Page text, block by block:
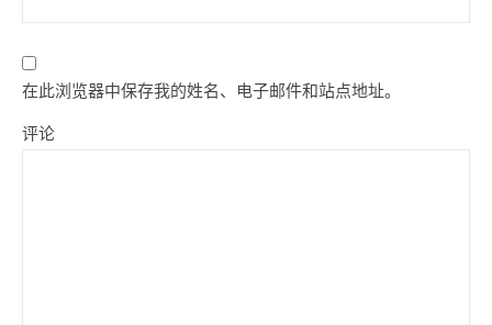
在此浏览器中保存我的姓名、电子邮件和站点地址。
评论